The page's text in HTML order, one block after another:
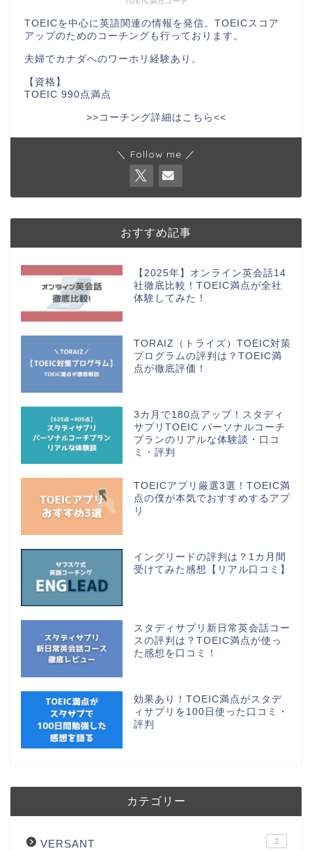
TOEICを中心に英語関連の情報を発信。TOEICスコア
アップのためのコーチングも行っております。
夫婦でカナダへのワーホリ経験あり。
【資格】
TOEIC 990点満点
>>コーチング詳細はこちら<<
＼ Follow me ／
おすすめ記事
【2025年】オンライン英会話14
社徹底比較！TOEIC満点が全社
体験してみた！
TORAIZ（トライズ）TOEIC対策
プログラムの評判は？TOEIC満
点が徹底評価！
3カ月で180点アップ！スタディ
サプリTOEIC パーソナルコーチ
プランのリアルな体験談・口コ
ミ・評判
TOEICアプリ厳選3選！TOEIC満
点の僕が本気でおすすめするアプ
リ
イングリードの評判は？1カ月間
受けてみた感想【リアル口コミ】
スタディサプリ新日常英会話コー
スの評判は？TOEIC満点が使っ
た感想を口コミ！
効果あり！TOEIC満点がスタデ
ィサプリを100日使った口コミ・
評判
カテゴリー
VERSANT 2